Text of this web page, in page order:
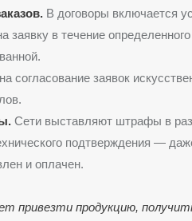
В договоры включается
заявку в течение
согласование заявок
Сети выставляют штрафы в
подтверждения —
и оплачен.
привезти продукцию,